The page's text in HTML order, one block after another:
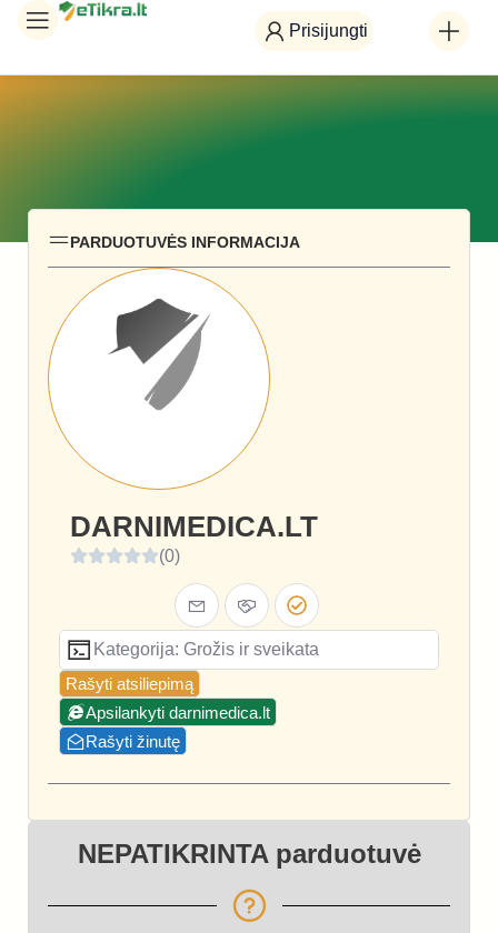
Prisijungti
PARDUOTUVĖS INFORMACIJA
DARNIMEDICA.LT
(0)
Kategorija: Grožis ir sveikata
Rašyti atsiliepimą
Apsilankyti darnimedica.lt
Rašyti žinutę
NEPATIKRINTA parduotuvė